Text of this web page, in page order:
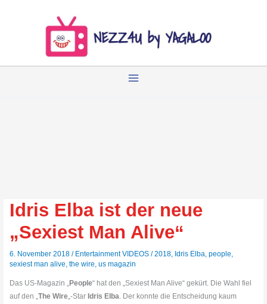
Idris Elba ist der neue
„Sexiest Man Alive“
6. November 2018/ Entertainment VIDEOS /2018 Idris Elba ,people
sexiest man alive ,the wire ,us magazin
Das US-Magazin „People“ hat den „Sexiest Man Alive“ gekürt. Die Wahl fiel
auf den „The Wire „-Star Idris Elba . Der konnte die Entscheidung kaum